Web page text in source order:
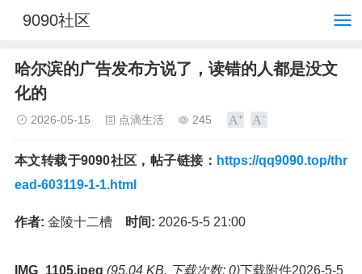
9090社区
哈尔滨的广告发布方说了，读错的人都是没文
化的
2026-05-15 点滴生活 245
本文转载于9090社区，帖子链接： https://qq9090.top/thr
ead-603119-1-1.html
作者: 金陵十二槽 时间: 2026-5-5 21:00
IMG_1105.jpeg (95.04 KB, 下载次数: 0)下载附件2026-5-5